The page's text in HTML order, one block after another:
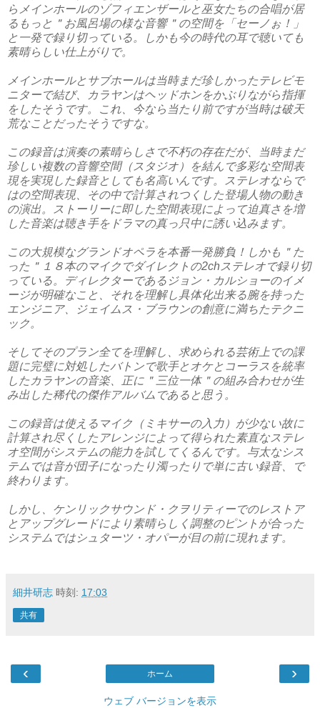
らメインホールのゾフィエンザールと巫女たちの合唱が居
るもっと＂お風呂場の様な音響＂の空間を「セーノぉ！」
と一発で録り切っている。しかも今の時代の耳で聴いても
素晴らしい仕上がりで。
メインホールとサブホールは当時まだ珍しかったテレビモ
ニターで結び、カラヤンはヘッドホンをかぶりながら指揮
をしたそうです。これ、今なら当たり前ですが当時は破天
荒なことだったそうですな。
この録音は演奏の素晴らしさで不朽の存在だが、当時まだ
珍しい複数の音響空間（スタジオ）を結んで多彩な空間表
現を実現した録音としても名高いんです。ステレオならで
はの空間表現、その中で計算されつくした登場人物の動き
の演出。ストーリーに即した空間表現によって迫真さを増
した音楽は聴き手をドラマの真っ只中に誘い込みます。
この大規模なグランドオペラを本番一発勝負！しかも＂た
った＂１８本のマイクでダイレクトの2chステレオで録り切
っている。ディレクターであるジョン・カルショーのイメ
ージが明確なこと、それを理解し具体化出来る腕を持った
エンジニア、ジェイムス・ブラウンの創意に満ちたテクニ
ック。
そしてそのプラン全てを理解し、求められる芸術上での課
題に完璧に対処したバトンで歌手とオケとコーラスを統率
したカラヤンの音楽、正に＂三位一体＂の組み合わせが生
み出した稀代の傑作アルバムであると思う。
この録音は使えるマイク（ミキサーの入力）が少ない故に
計算され尽くしたアレンジによって得られた素直なステレ
オ空間がシステムの能力を試してくるんです。与太なシス
テムでは音が団子になったり濁ったりで単に古い録音、で
終わります。
しかし、ケンリックサウンド・クヲリティーでのレストア
とアップグレードにより素晴らしく調整のピントが合った
システムではシュターツ・オパーが目の前に現れます。
細井研志 時刻: 17:03
共有
‹ ›
ホーム
ウェブ バージョンを表示